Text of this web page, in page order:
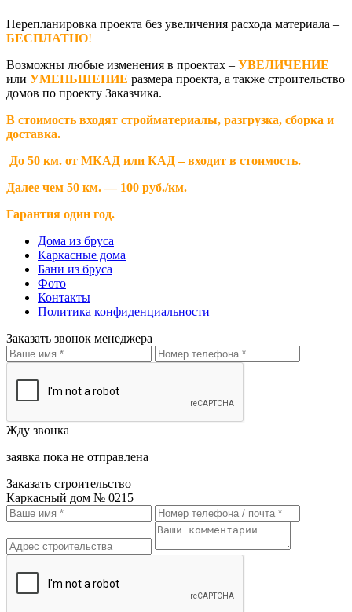
Перепланировка проекта без увеличения расхода материала –
БЕСПЛАТНО!
Возможны любые изменения в проектах – УВЕЛИЧЕНИЕ
или УМЕНЬШЕНИЕ размера проекта, а также строительство
домов по проекту Заказчика.
В стоимость входят стройматериалы, разгрузка, сборка и
доставка.
До 50 км. от МКАД или КАД – входит в стоимость.
Далее чем 50 км. — 100 руб./км.
Гарантия один год.
Дома из бруса
Каркасные дома
Бани из бруса
Фото
Контакты
Политика конфиденциальности
Заказать звонок менеджера
Жду звонка
заявка пока не отправлена
Заказать строительство
Каркасный дом № 0215